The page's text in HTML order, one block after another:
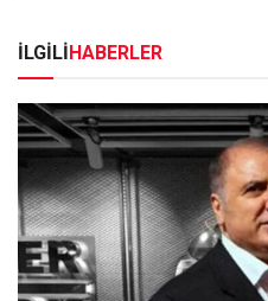
İLGİLİHABERLER